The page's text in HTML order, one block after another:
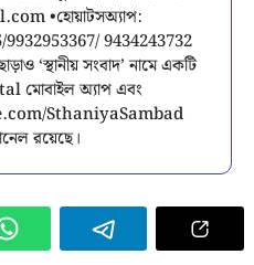
•হোয়াটসঅ্যাপ:
9434243732
‘স্থানীয় সংবাদ’ নামে একটি
মোবাইল অ্যাপ এবং
SthaniyaSambad
রয়েছে।